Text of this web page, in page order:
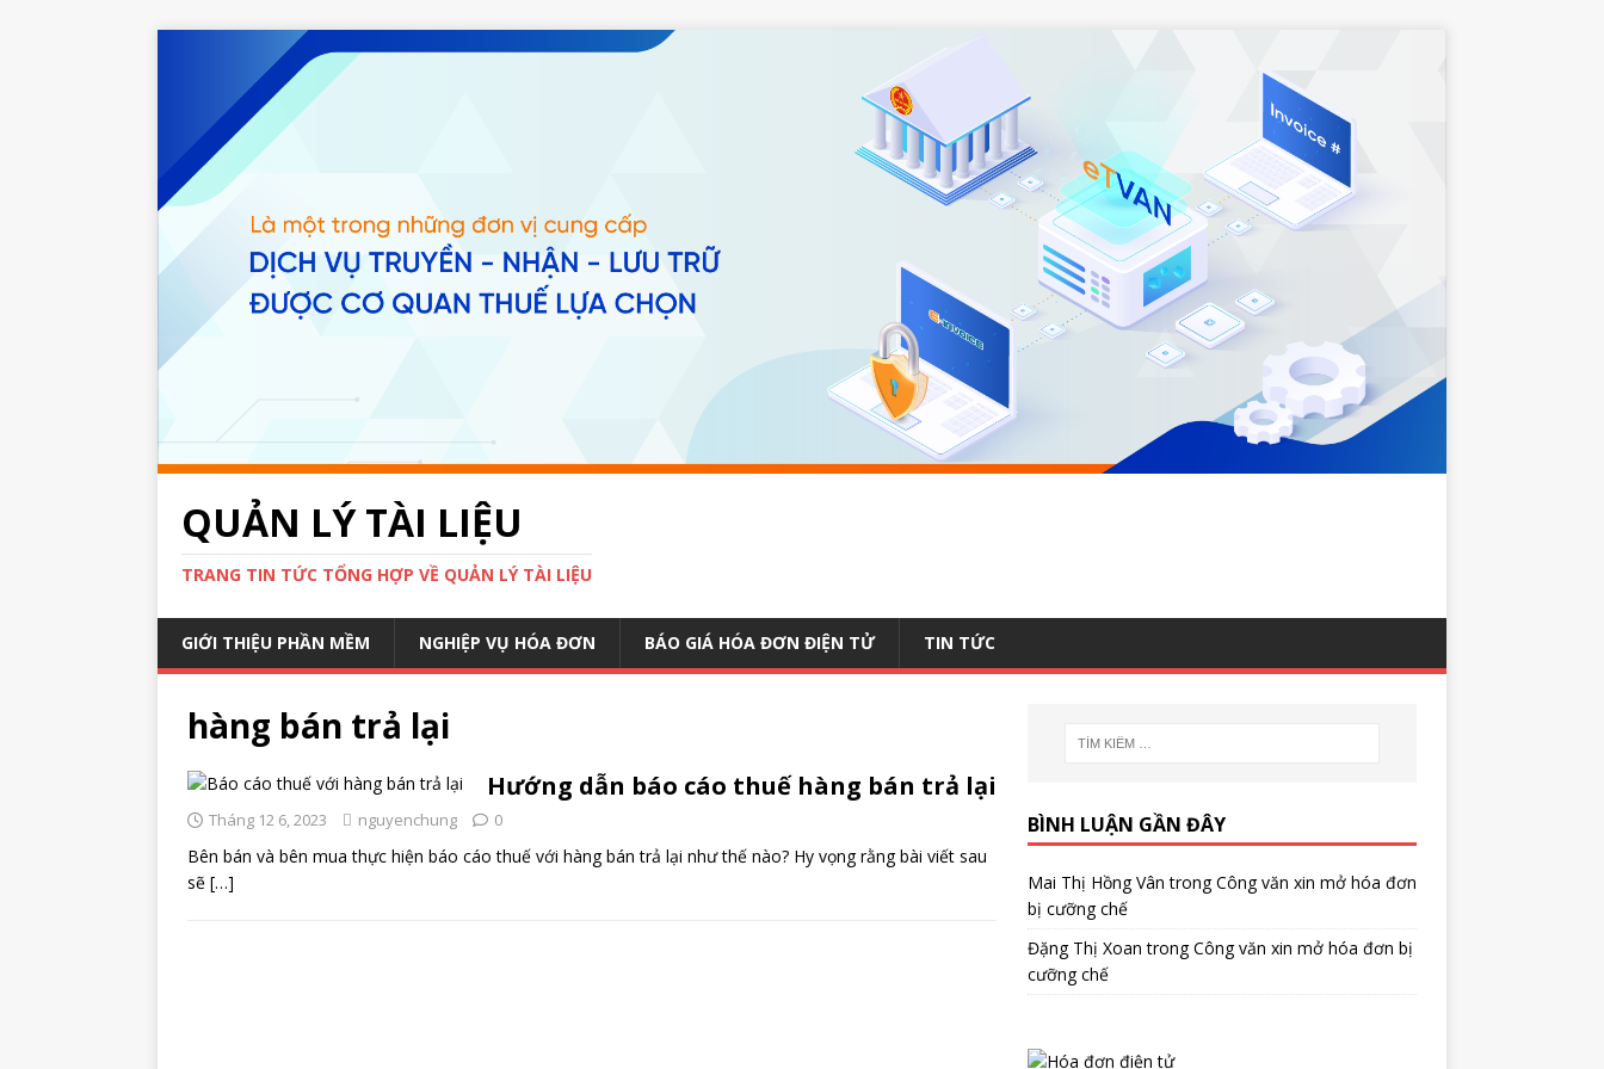
QUẢN LÝ TÀI LIỆU
TRANG TIN TỨC TỔNG HỢP VỀ QUẢN LÝ TÀI LIỆU
GIỚI THIỆU PHẦN MỀM NGHIỆP VỤ HÓA ĐƠN BÁO GIÁ HÓA ĐƠN ĐIỆN TỬ TIN TỨC
hàng bán trả lại
Hướng dẫn báo cáo thuế hàng bán trả lại
Tháng 12 6, 2023 nguyenchung 0
Bên bán và bên mua thực hiện báo cáo thuế với hàng bán trả lại như thế nào? Hy vọng rằng bài viết sau
sẽ […]
BÌNH LUẬN GẦN ĐÂY
Mai Thị Hồng Vân trongCông văn xin mở hóa đơn
bị cưỡng chế
Đặng Thị Xoan trongCông văn xin mở hóa đơn bị
cưỡng chế